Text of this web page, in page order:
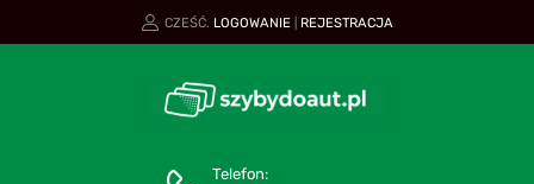
CZEŚĆ. LOGOWANIE REJESTRACJA
Telefon: